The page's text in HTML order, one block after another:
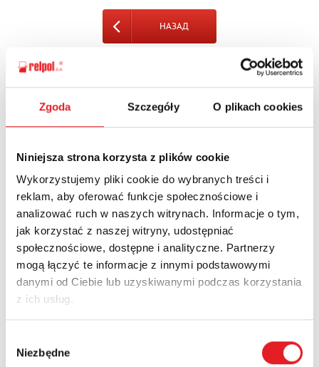
Zgoda Szczegóły O plikach cookies
Niniejsza strona korzysta z plików cookie
Wykorzystujemy pliki cookie do wybranych treści i
reklam, aby oferować funkcje społecznościowe i
analizować ruch w naszych witrynach. Informacje o tym,
jak korzystać z naszej witryny, udostępniać
społecznościowe, dostępne i analityczne. Partnerzy
mogą łączyć te informacje z innymi podstawowymi
danymi od Ciebie lub uzyskiwanymi podczas korzystania
z ich usług.
zgody
Niezbędne
НАЗАД
Спросите подробности
предложения
Имя и фамилия: *
Электронная почта: *
Компания: